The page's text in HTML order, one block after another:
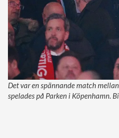
Det var en spännande match
spelades på Parken i Köpenhamn.